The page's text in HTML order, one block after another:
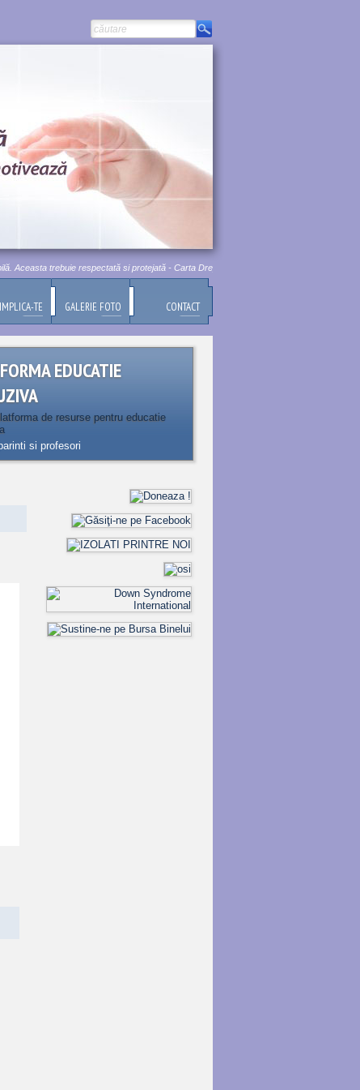
Aceasta trebuie respectată si protejată - Carta Drepturilor Fundamentale a Uniunii
IMPLICA-TE GALERIE FOTO CONTACT
EDUCATIE
de resurse pentru educatie
si profesori